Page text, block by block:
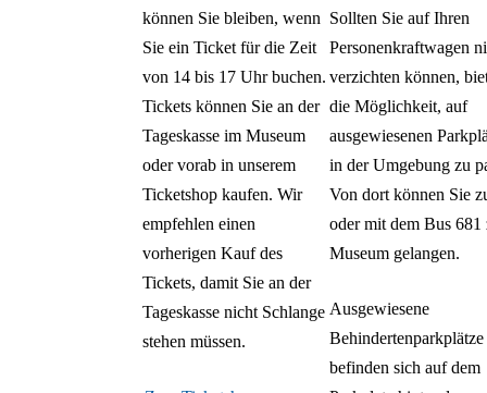
können Sie bleiben, wenn
Sie ein Ticket für die Zeit
von 14 bis 17 Uhr buchen.
Tickets können Sie an der
Tageskasse im Museum
oder vorab in unserem
Ticketshop kaufen. Wir
empfehlen einen
vorherigen Kauf des
Tickets, damit Sie an der
Tageskasse nicht Schlange
stehen müssen.
Sollten Sie auf Ihren
Personenkraftwagen
verzichten können,
die Möglichkeit, auf
ausgewiesenen
in der Umgebung zu
Von dort können Sie
oder mit dem Bus 681
Museum gelangen.
Ausgewiesene
Behindertenparkplätze
befinden sich auf dem